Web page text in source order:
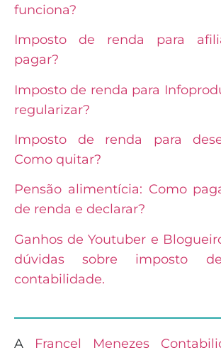
funciona?
Imposto de renda para
pagar?
Imposto de renda para
regularizar?
Imposto de renda para
Como quitar?
Pensão alimentícia: Como
de renda e declarar?
Ganhos de Youtuber e
dúvidas sobre imposto
contabilidade.
A Francel Menezes